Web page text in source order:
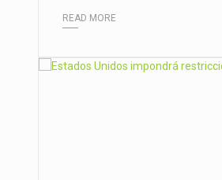
READ MORE